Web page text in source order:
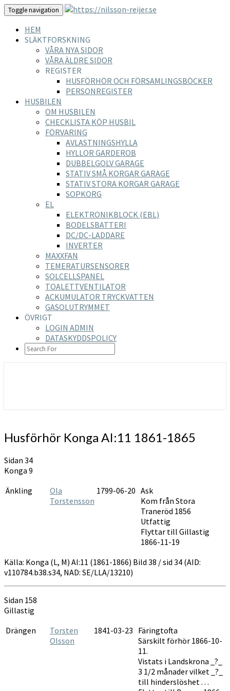
Toggle navigation
HEM
SLÄKTFORSKNING
VÅRA NYA SIDOR
VÅRA ÄLDRE SIDOR
REGISTER
HUSFÖRHÖR OCH FÖRSAMLINGSBÖCKER
PERSONREGISTER
HUSBILEN
OM HUSBILEN
CHECKLISTA KÖP HUSBIL
FÖRVARING
AVLASTNINGSHYLLA
HYLLOR GARDEROB
DUBBELGOLV GARAGE
STATIV SMÅ KORGAR GARAGE
STATIV STORA KORGAR GARAGE
SOPKORG
EL
ELEKTRONIKBLOCK (EBL)
BODELSBATTERI
DC/DC-LADDARE
INVERTER
MAXXFAN
TEMERATURSENSORER
SOLCELLSPANEL
TOALETTVENTILATOR
ACKUMULATOR TRYCKVATTEN
GASOLUTRYMMET
ÖVRIGT
LOGIN ADMIN
DATASKYDDSPOLICY
SEARCH
ICON
Husförhör
Konga
1861-
1865
Husförhör Konga AI:11 1861-1865
Sidan 34
Konga 9
Änkling
Ola
Torstensson
1799-06-20 Ask
Kom från Stora
Traneröd 1856
Utfattig
Flyttar till Gillastig
1866-11-19
Källa: Konga (L, M) AI:11 (1861-1866) Bild 38 / sid 34 (AID:
v110784.b38.s34, NAD: SE/LLA/13210)
Sidan 158
Gillastig
Drängen
Torsten
Olsson
1841-03-23 Färingtofta
Särskilt förhör 1866-10-
11.
Vistats i Landskrona _?_
3 1/2 månader vilket _?_
till hinderslöshet . . .